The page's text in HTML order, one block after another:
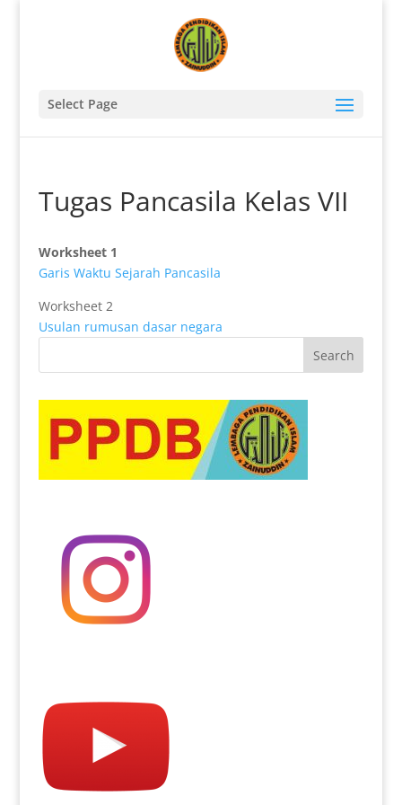
Select Page
Tugas Pancasila Kelas VII
Worksheet 1
Garis Waktu Sejarah Pancasila
Worksheet 2
Usulan rumusan dasar negara